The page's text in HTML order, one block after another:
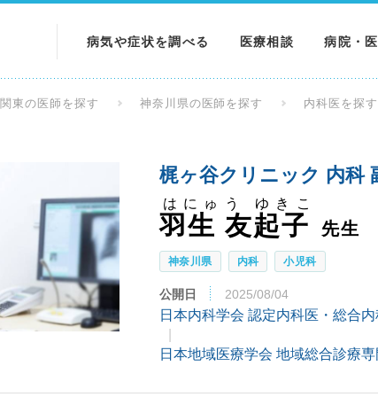
病気や症状を調べる
検査を調べる
医療相談 病院・
関東の医師を探す 神奈川県の医師を探す 内科医を探す
梶ヶ谷クリニック 内科
羽生 友起子
はにゅう ゆきこ
先生
神奈川県 内科 小児科
公開日 2025/08/04
日本内科学会 認定内科医・総合
日本地域医療学会 地域総合診療